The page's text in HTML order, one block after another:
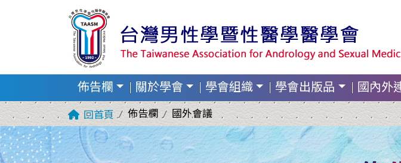
佈告欄 關於學會 學會組織 學會出版品 國內外
回首頁 佈告欄 國外會議